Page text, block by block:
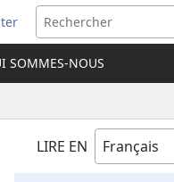
SOMMES-NOUS
LIRE EN